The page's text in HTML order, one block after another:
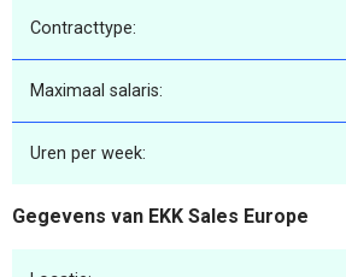
Contracttype:
Maximaal salaris:
Uren per week:
Gegevens van EKK Sales Europe